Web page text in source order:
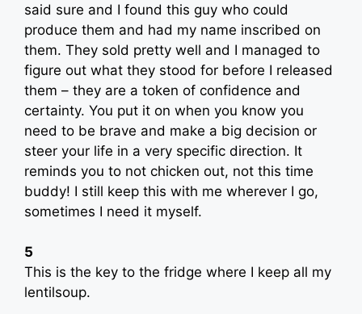
said sure and I found this guy who could
produce them and had my name inscribed on
them. They sold pretty well and I managed to
figure out what they stood for before I released
them – they are a token of confidence and
certainty. You put it on when you know you
need to be brave and make a big decision or
steer your life in a very specific direction. It
reminds you to not chicken out, not this time
buddy! I still keep this with me wherever I go,
sometimes I need it myself.
5
This is the key to the fridge where I keep all my
lentilsoup.